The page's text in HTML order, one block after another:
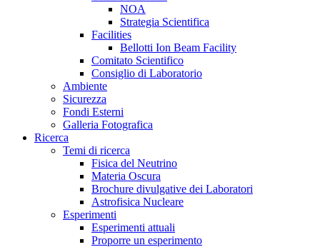
NOA
Strategia Scientifica
Facilities
Bellotti Ion Beam Facility
Comitato Scientifico
Consiglio di Laboratorio
Ambiente
Sicurezza
Fondi Esterni
Galleria Fotografica
Ricerca
Temi di ricerca
Fisica del Neutrino
Materia Oscura
Brochure divulgative dei Laboratori
Astrofisica Nucleare
Esperimenti
Esperimenti attuali
Proporre un esperimento